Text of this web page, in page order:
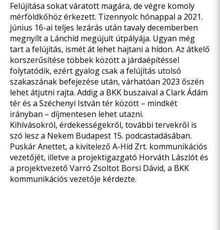
Felújítása sokat váratott magára, de végre komoly
mérföldkőhöz érkezett. Tizennyolc hónappal a 2021.
június 16-ai teljes lezárás után tavaly decemberben
megnyílt a Lánchíd megújult útpályája. Ugyan még
tart a felújítás, ismét át lehet hajtani a hídon. Az átkelő
korszerűsítése többek között a járdaépítéssel
folytatódik, ezért gyalog csak a felújítás utolsó
szakaszának befejezése után, várhatóan 2023 őszén
lehet átjutni rajta. Addig a BKK buszaival a Clark Ádám
tér és a Széchenyi István tér között – mindkét
irányban – díjmentesen lehet utazni.
Kihívásokról, érdekességekről, további tervekről is
szó lesz a Nekem Budapest 15. podcastadásában.
Puskár Anettet, a kivitelező A-Híd Zrt. kommunikációs
vezetőjét, illetve a projektigazgató Horváth Lászlót és
a projektvezető Varró Zsoltot Borsi Dávid, a BKK
kommunikációs vezetője kérdezte.